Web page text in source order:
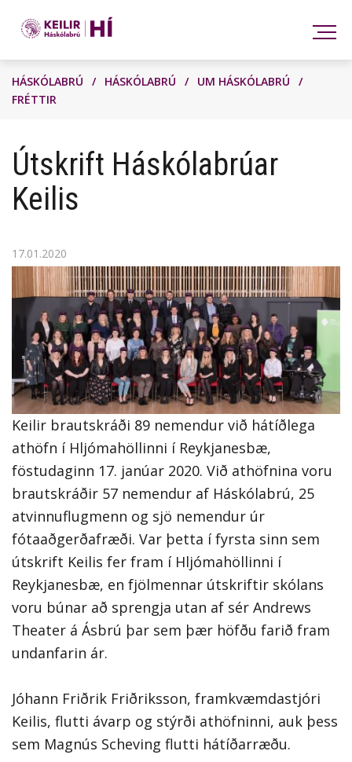
Leita
HÁSKÓLABRÚ / HÁSKÓLABRÚ / UM HÁSKÓLABRÚ
/
FRÉTTIR
Útskrift Háskólabrúar
Keilis
17.01.2020
Keilir brautskráði 89 nemendur við hátíðlega
athöfn í Hljómahöllinni í Reykjanesbæ,
föstudaginn 17. janúar 2020. Við athöfnina voru
brautskráðir 57 nemendur af Háskólabrú, 25
atvinnuflugmenn og sjö nemendur úr
fótaaðgerðafræði. Var þetta í fyrsta sinn sem
útskrift Keilis fer fram í Hljómahöllinni í
Reykjanesbæ, en fjölmennar útskriftir skólans
voru búnar að sprengja utan af sér Andrews
Theater á Ásbrú þar sem þær höfðu farið fram
undanfarin ár.
Jóhann Friðrik Friðriksson, framkvæmdastjóri
Keilis, flutti ávarp og stýrði athöfninni, auk þess
sem Magnús Scheving flutti hátíðarræðu.